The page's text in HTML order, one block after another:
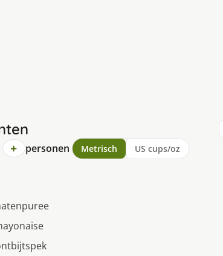
+ personen Metrisch US cups/oz